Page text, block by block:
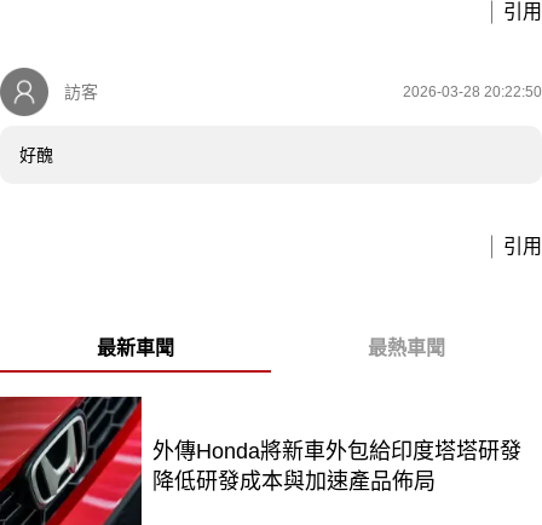
引用
訪客 2026-03-28 20:22:50
好醜
引用
最新車聞 最熱車聞
外傳Honda將新車外包給印度塔塔研發
降低研發成本與加速產品佈局